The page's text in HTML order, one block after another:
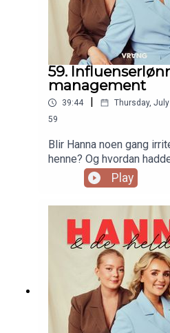
59.
management
39:44 Thursday,
59
Blir Hanna noen gang
henne? Og hvordan
Tomas ikke ville hatt
deler fra sexlivet, og hva
Også har vi premiere på
skal rangere i blinde!
influensermanagements
Play